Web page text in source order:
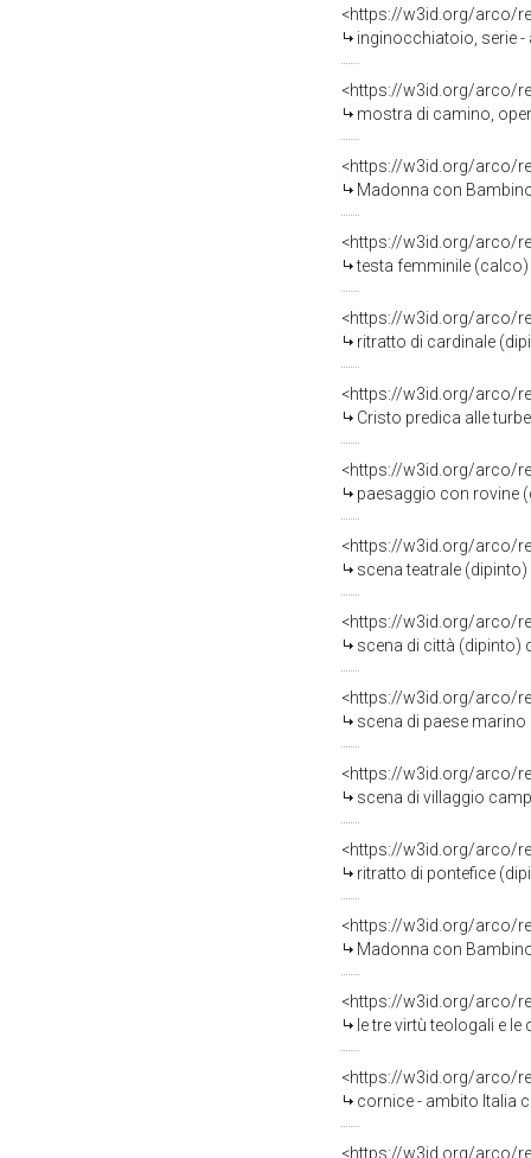
<https://w3id.org/arco/
inginocchiatoio, serie -
<https://w3id.org/arco/
mostra di camino,
<https://w3id.org/arco/
Madonna con Bambino appare
<https://w3id.org/arco/
testa femminile
<https://w3id.org/arco/
ritratto di cardinale
<https://w3id.org/arco/
Cristo predica alle
<https://w3id.org/arco/
paesaggio con rovine
<https://w3id.org/arco/
scena teatrale
<https://w3id.org/arco/
scena di città (dipinto)
<https://w3id.org/arco/
scena di paese
<https://w3id.org/arco/
scena di villaggio
<https://w3id.org/arco/
ritratto di pontefice
<https://w3id.org/arco/
Madonna con Bambino in gloria,
<https://w3id.org/arco/
le tre virtù teologali e
<https://w3id.org/arco/
cornice - ambito Italia
<https://w3id.org/arco/